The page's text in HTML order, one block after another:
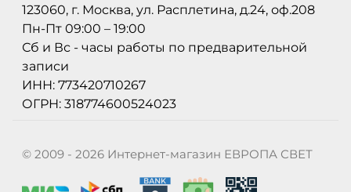
123060, г. Москва, ул. Расплетина, д.24, оф.208
Пн-Пт 09:00 – 19:00
Сб и Вс - часы работы по предварительной
записи
ИНН: 773420710267
ОГРН: 318774600524023
© 2009 - 2026 Интернет-магазин ЕВРОПА СВЕТ